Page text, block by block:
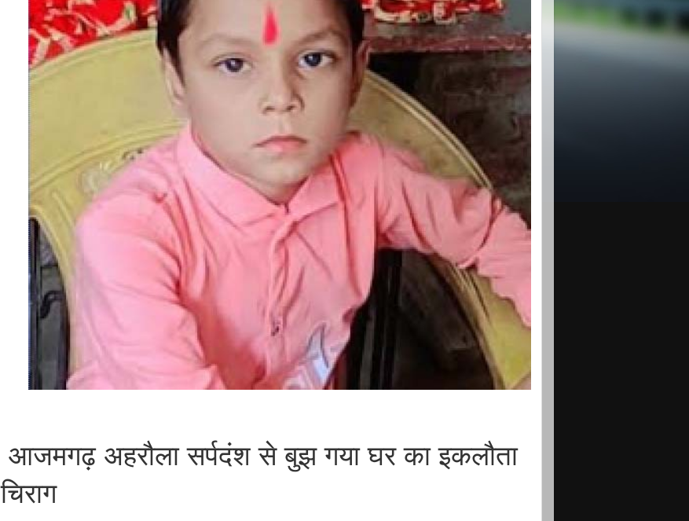
आजमगढ़ अहरौला सर्पदंश से बुझ गया घर का इकलौता
चिराग